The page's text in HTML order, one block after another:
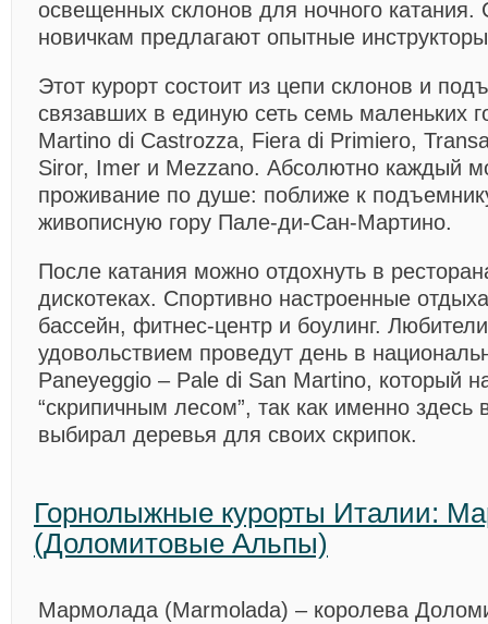
освещенных склонов для ночного катания.
новичкам предлагают опытные
Этот курорт состоит из цепи склонов и
связавших в единую сеть семь маленьких
Martino di Castrozza, Fiera di Primiero,
Siror, Imer и Mezzano. Абсолютно каждый
проживание по душе: поближе к
живописную гору Пале-ди-Сан-Мартино.
После катания можно отдохнуть в
дискотеках. Спортивно настроенные
бассейн, фитнес-центр и боулинг.
удовольствием проведут день в
Paneyeggio – Pale di San Martino, который
“скрипичным лесом”, так как именно здесь
выбирал деревья для своих скрипок.
Горнолыжные курорты Италии:
(Доломитовые Альпы)
Мармолада (Marmolada) – королева